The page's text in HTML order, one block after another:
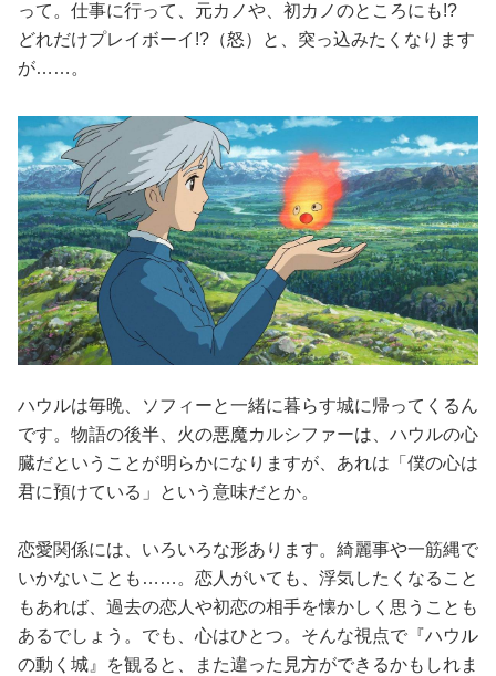
って。仕事に行って、元カノや、初カノのところにも!?
どれだけプレイボーイ!?（怒）と、突っ込みたくなります
が……。
ハウルは毎晩、ソフィーと一緒に暮らす城に帰ってくるん
です。物語の後半、火の悪魔カルシファーは、ハウルの心
臓だということが明らかになりますが、あれは「僕の心は
君に預けている」という意味だとか。
恋愛関係には、いろいろな形あります。綺麗事や一筋縄で
いかないことも……。恋人がいても、浮気したくなること
もあれば、過去の恋人や初恋の相手を懐かしく思うことも
あるでしょう。でも、心はひとつ。そんな視点で『ハウル
の動く城』を観ると、また違った見方ができるかもしれま